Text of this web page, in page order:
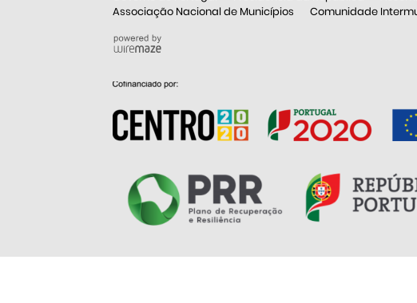
Associação Nacional de Municípios
Comunidade